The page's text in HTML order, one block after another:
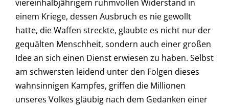
viereinhalbjährigem ruhmvollen Widerstand in
einem Kriege, dessen Ausbruch es nie gewollt
hatte, die Waffen streckte, glaubte es nicht nur der
gequälten Menschheit, sondern auch einer großen
Idee an sich einen Dienst erwiesen zu haben. Selbst
am schwersten leidend unter den Folgen dieses
wahnsinnigen Kampfes, griffen die Millionen
unseres Volkes gläubig nach dem Gedanken einer